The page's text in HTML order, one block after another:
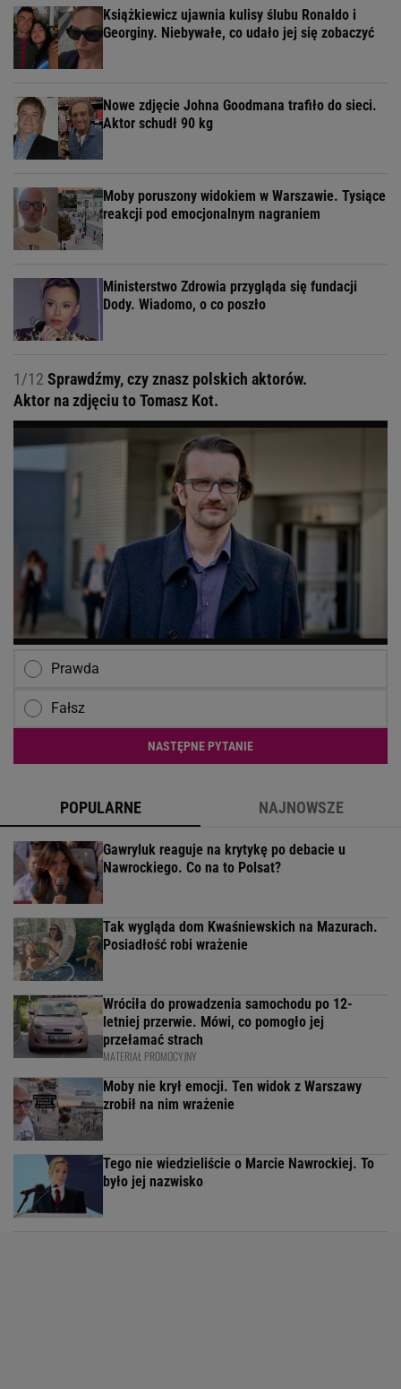
Książkiewicz ujawnia kulisy ślubu Ronaldo i
Georginy. Niebywałe, co udało jej się zobaczyć
Nowe zdjęcie Johna Goodmana trafiło do sieci.
Aktor schudł 90 kg
Moby poruszony widokiem w Warszawie. Tysiące
reakcji pod emocjonalnym nagraniem
Ministerstwo Zdrowia przygląda się fundacji
Dody. Wiadomo, o co poszło
1/12 Sprawdźmy, czy znasz polskich aktorów.
Aktor na zdjęciu to Tomasz Kot.
Prawda
Fałsz
NASTĘPNE PYTANIE
POPULARNE NAJNOWSZE
Gawryluk reaguje na krytykę po debacie u
Nawrockiego. Co na to Polsat?
Tak wygląda dom Kwaśniewskich na Mazurach.
Posiadłość robi wrażenie
Wróciła do prowadzenia samochodu po 12-
letniej przerwie. Mówi, co pomogło jej
przełamać strach
MATERIAŁ PROMOCYJNY
Moby nie krył emocji. Ten widok z Warszawy
zrobił na nim wrażenie
Tego nie wiedzieliście o Marcie Nawrockiej. To
było jej nazwisko